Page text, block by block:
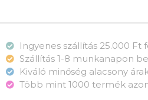
Ingyenes szállítás 25.000 Ft
Szállítás 1-8 munkanapon
Kiváló minőség alacsony
Több mint 1000 termék